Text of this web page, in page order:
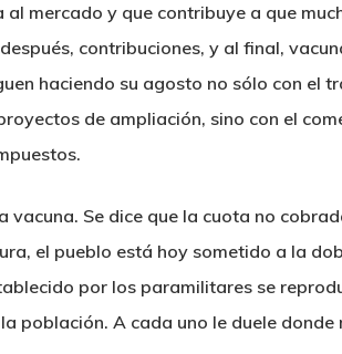
al mercado y que contribuye a que
contribuciones, y al final,
haciendo su agosto no sólo con el
de ampliación, sino con el
vacuna. Se dice que la cuota no
el pueblo está hoy sometido a la
por los paramilitares se
población. A cada uno le duele donde